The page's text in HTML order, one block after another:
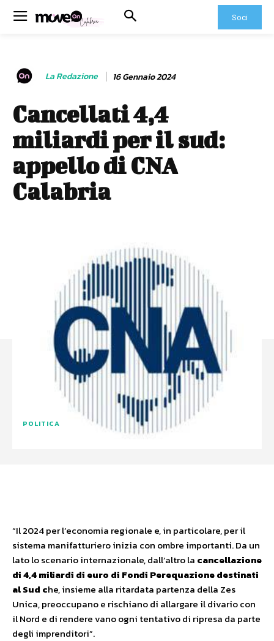
Soci
La Redazione 16 Gennaio 2024
Cancellati 4,4
miliardi per il sud:
appello di CNA
Calabria
POLITICA
“Il 2024 per l’economia regionale e, in particolare, per il
sistema manifatturiero inizia con ombre importanti. Da un
lato lo scenario internazionale, dall’altro la cancellazione
di 4,4 miliardi di euro di Fondi Perequazione destinati
al Sud che, insieme alla ritardata partenza della Zes
Unica, preoccupano e rischiano di allargare il divario con
il Nord e di rendere vano ogni tentativo di ripresa da parte
degli imprenditori”.